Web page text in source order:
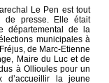
Le Pen est tout
de presse. Elle était
départemental de la
municipales à
de Marc-Etienne
Maire du Luc et de
à Ollioules pour un
d’accueillir la jeune